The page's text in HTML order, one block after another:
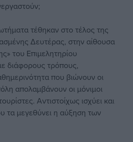
τέθηκαν στο τέλος της
Δευτέρας, στην αίθουσα
του Επιμελητηρίου
διάφορους τρόπους,
που βιώνουν οι
απολαμβάνουν οι μόνιμοι
Αντιστοίχως ισχύει και
τα μεγεθύνει η αύξηση των